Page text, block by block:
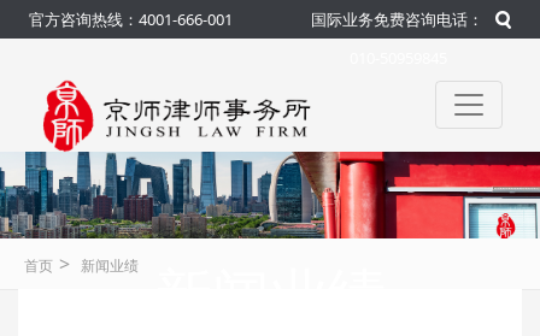
官方咨询热线：4001-666-001
国际业务免费咨询电话：
首页 > 新闻业绩